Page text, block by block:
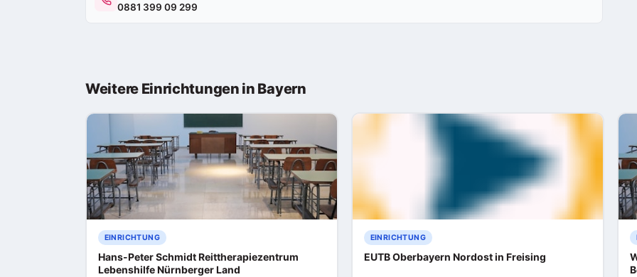
0881 399 09 299
Weitere Einrichtungen in Bayern
EINRICHTUNG
Hans-Peter Schmidt Reittherapiezentrum
Lebenshilfe Nürnberger Land
EINRICHTUNG
EUTB Oberbayern Nordost in Freising